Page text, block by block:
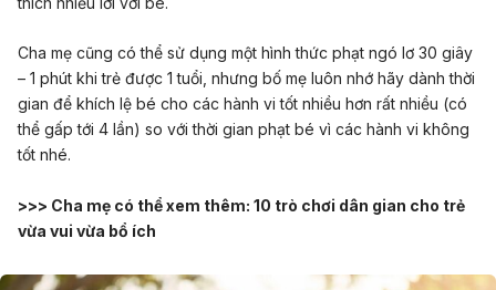
Cha mẹ cũng có thể sử dụng một hình thức phạt ngó lơ 30 giây
– 1 phút khi trẻ được 1 tuổi, nhưng bố mẹ luôn nhớ hãy dành thời
gian để khích lệ bé cho các hành vi tốt nhiều hơn rất nhiều (có
thể gấp tới 4 lần) so với thời gian phạt bé vì các hành vi không
tốt nhé.
>>> Cha mẹ có thể xem thêm: 10 trò chơi dân gian cho trẻ
vừa vui vừa bổ ích